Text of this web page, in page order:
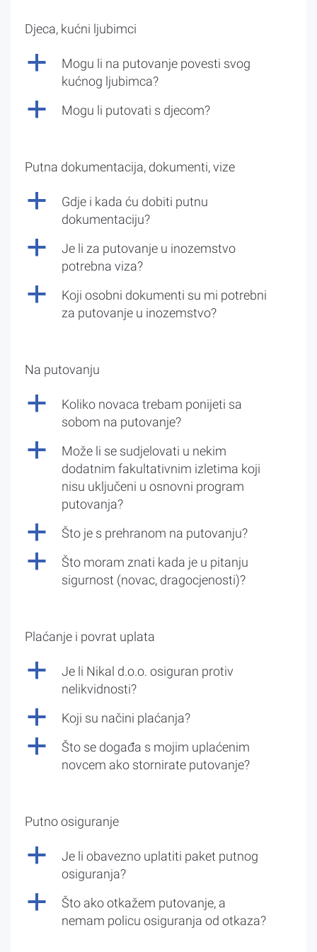
Djeca, kućni ljubimci
a
Mogu li na putovanje povesti svog
kućnog ljubimca?
a Mogu li putovati s djecom?
Putna dokumentacija, dokumenti, vize
a
Gdje i kada ću dobiti putnu
dokumentaciju?
a
Je li za putovanje u inozemstvo
potrebna viza?
a
Koji osobni dokumenti su mi potrebni
za putovanje u inozemstvo?
Na putovanju
a
Koliko novaca trebam ponijeti sa
sobom na putovanje?
a
Može li se sudjelovati u nekim
dodatnim fakultativnim izletima koji
nisu uključeni u osnovni program
putovanja?
a Što je s prehranom na putovanju?
a
Što moram znati kada je u pitanju
sigurnost (novac, dragocjenosti)?
Plaćanje i povrat uplata
a
Je li Nikal d.o.o. osiguran protiv
nelikvidnosti?
a Koji su načini plaćanja?
a
Što se događa s mojim uplaćenim
novcem ako stornirate putovanje?
Putno osiguranje
a
Je li obavezno uplatiti paket putnog
osiguranja?
a
Što ako otkažem putovanje, a
nemam policu osiguranja od otkaza?